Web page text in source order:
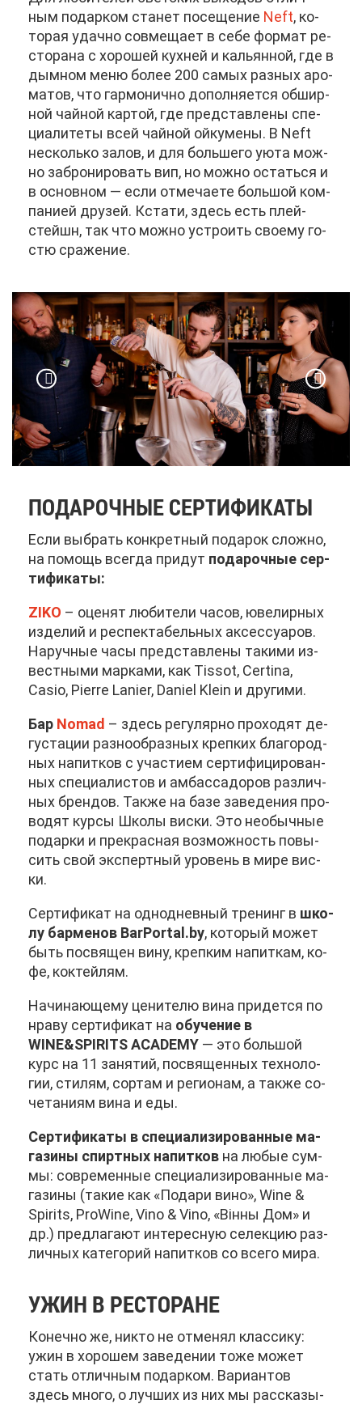
ным по­дар­ком ста­нет по­се­ще­ние Neft, ко­
то­рая удач­но сов­ме­ща­ет в се­бе фор­мат ре­
сто­ра­на с хо­ро­шей кух­ней и ка­льян­ной, где в
дым­ном ме­ню бо­лее 200 са­мых раз­ных аро­
ма­тов, что гар­мо­нич­но до­пол­ня­ет­ся об­шир­
ной чай­ной кар­той, где пред­став­ле­ны спе­
ци­а­ли­те­ты всей чай­ной ой­ку­ме­ны. В Neft
несколь­ко за­лов, и для боль­ше­го уюта мож­
но за­бро­ни­ро­вать вип, но мож­но остать­ся и
в ос­нов­ном — ес­ли от­ме­ча­е­те боль­шой ком­
па­ни­ей дру­зей. Кста­ти, здесь есть плей­
стейшн, так что мож­но устро­ить сво­е­му го­
стю сра­же­ние.
ПО­ДА­РОЧ­НЫЕ СЕР­ТИ­ФИ­КА­ТЫ
Ес­ли вы­брать кон­крет­ный по­да­рок слож­но,
на по­мощь все­гда при­дут по­да­роч­ные сер­
ти­фи­ка­ты:
ZIKO – оце­нят лю­би­те­ли ча­сов, юве­лир­ных
из­де­лий и ре­спек­та­бель­ных ак­сес­су­а­ров.
На­руч­ные ча­сы пред­став­ле­ны та­ки­ми из­
вест­ны­ми мар­ка­ми, как Tissot, Certina,
Casio, Pierre Lanier, Daniel Klein и дру­ги­ми.
Бар Nomad – здесь ре­гу­ляр­но про­хо­дят де­
гу­ста­ции раз­но­об­раз­ных креп­ких бла­го­род­
ных на­пит­ков с уча­сти­ем сер­ти­фи­ци­ро­ван­
ных спе­ци­а­ли­стов и ам­бас­са­до­ров раз­лич­
ных брен­дов. Та­к­же на ба­зе за­ве­де­ния про­
во­дят кур­сы Шко­лы вис­ки. Это необыч­ные
по­дар­ки и пре­крас­ная воз­мож­ность по­вы­
сить свой экс­перт­ный уро­вень в ми­ре вис­
ки.
Сер­ти­фи­кат на од­но­днев­ный тре­нинг в шко­
лу бар­ме­нов BarPortal.by, ко­то­рый мо­жет
быть по­свя­щен ви­ну, креп­ким на­пит­кам, ко­
фе, кок­тей­лям.
На­чи­на­ю­ще­му це­ни­те­лю ви­на при­дет­ся по
нра­ву сер­ти­фи­кат на обу­че­ние в
WINE&SPIRITS ACADEMY — это боль­шой
курс на 11 за­ня­тий, по­свя­щен­ных тех­но­ло­
гии, сти­лям, сор­там и ре­ги­о­нам, а та­к­же со­
че­та­ни­ям ви­на и еды.
Сер­ти­фи­ка­ты в спе­ци­а­ли­зи­ро­ван­ные ма­
га­зи­ны спирт­ных на­пит­ков на лю­бые сум­
мы: со­вре­мен­ные спе­ци­а­ли­зи­ро­ван­ные ма­
га­зи­ны (та­кие как «По­да­ри ви­но», Wine &
Spirits, ProWine, Vino & Vino, «Вiн­ны Дом» и
др.) пред­ла­га­ют ин­те­рес­ную се­лек­цию раз­
лич­ных ка­те­го­рий на­пит­ков со все­го ми­ра.
УЖИН В РЕ­СТО­РАНЕ
Ко­неч­но же, ни­кто не от­ме­нял клас­си­ку:
ужин в хо­ро­шем за­ве­де­нии то­же мо­жет
стать от­лич­ным по­дар­ком. Ва­ри­ан­тов
здесь мно­го, о луч­ших из них мы рас­ска­зы­